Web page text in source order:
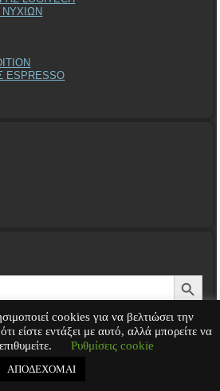
Search Button
Service Macbook Service Περιφερειακά
cookies για να βελτιώσει την
είστε εντάξει με αυτό, αλλά μπορείτε να
Ρυθμίσεις cookie
ΑΠΟΔΕΧΟΜΑΙ